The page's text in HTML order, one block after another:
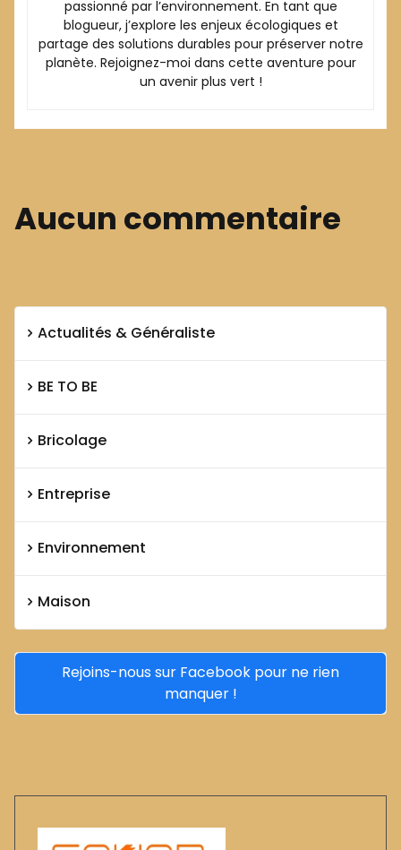
passionné par l’environnement. En tant que
blogueur, j’explore les enjeux écologiques et
partage des solutions durables pour préserver notre
planète. Rejoignez-moi dans cette aventure pour
un avenir plus vert !
Aucun commentaire
Actualités & Généraliste
BE TO BE
Bricolage
Entreprise
Environnement
Maison
Rejoins-nous sur Facebook pour ne rien
manquer !